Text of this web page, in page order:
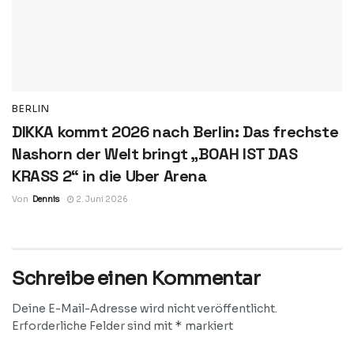
BERLIN
DIKKA kommt 2026 nach Berlin: Das frechste
Nashorn der Welt bringt „BOAH IST DAS
KRASS 2“ in die Uber Arena
Von Dennis 2. Juni 2026
Schreibe einen Kommentar
Deine E-Mail-Adresse wird nicht veröffentlicht.
Erforderliche Felder sind mit * markiert